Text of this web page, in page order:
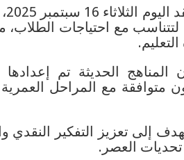
مع احتياجات
الحديثة تم إعدادها
متوافقة مع المراحل
إلى تعزيز التفكير النقدي
العصر.